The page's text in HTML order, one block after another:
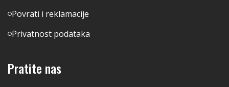
Povrati i reklamacije
Privatnost podataka
Pratite nas